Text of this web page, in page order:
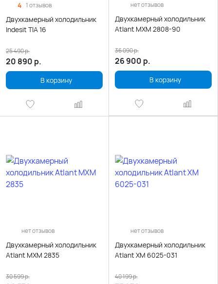
4 1 отзывов
Двухкамерный холодильник
Indesit TIA 16
20 890 р.
25 490р.
В корзину
нет отзывов
Двухкамерный холодильник
Atlant МХМ 2808-90
26 900 р.
36 090р.
В корзину
нет отзывов
Двухкамерный холодильник
Atlant МХМ 2835
30 599р.
нет отзывов
Двухкамерный холодильник
Atlant ХМ 6025-031
40 199р.